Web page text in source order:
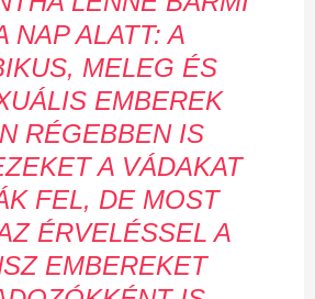
NAP ALATT: A
MELEG ÉS
EMBEREK
RÉGEBBEN IS
A VÁDAKAT
FEL, DE MOST
ÉRVELÉSSEL A
EMBEREKET